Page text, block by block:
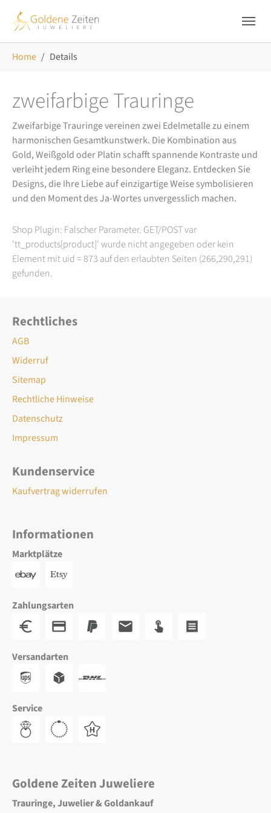
Home Details
zweifarbige Trauringe
Zweifarbige Trauringe vereinen zwei Edelmetalle zu einem
harmonischen Gesamtkunstwerk. Die Kombination aus
Gold, Weißgold oder Platin schafft spannende Kontraste und
verleiht jedem Ring eine besondere Eleganz. Entdecken Sie
Designs, die Ihre Liebe auf einzigartige Weise symbolisieren
und den Moment des Ja-Wortes unvergesslich machen.
Shop Plugin: Falscher Parameter. GET/POST var
'tt_products[product]' wurde nicht angegeben oder kein
Element mit uid = 873 auf den erlaubten Seiten (266,290,291)
gefunden.
Rechtliches
AGB
Widerruf
Sitemap
Rechtliche Hinweise
Datenschutz
Impressum
Kundenservice
Kaufvertrag widerrufen
Informationen
Marktplätze
Zahlungsarten
Versandarten
Service
Goldene Zeiten Juweliere
Trauringe, Juwelier & Goldankauf